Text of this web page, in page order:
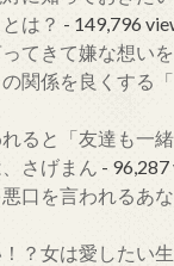
は？ - 149,796
ってきて嫌な想い
関係を良くする
ると「友達も一
さげまん - 96,287
口を言われるあ
？女は愛したい